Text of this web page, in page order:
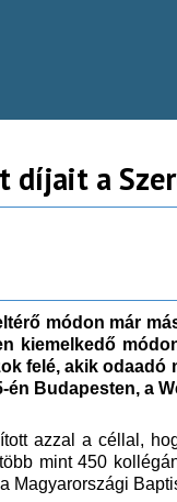
díjait a
módon már
kiemelkedő
felé, akik
Budapesten, a
azzal a céllal,
mint 450
Magyarországi